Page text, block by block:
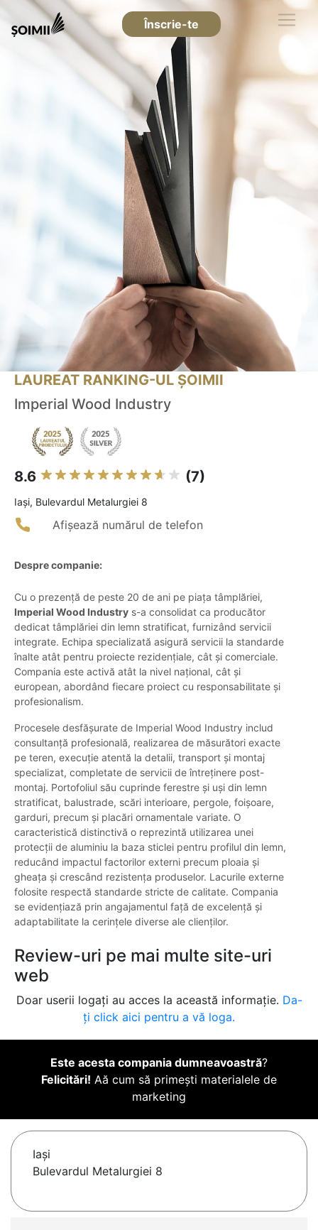
Înscrie-te
LAUREAT RANKING-UL ȘOIMII
Imperial Wood Industry
8.6 (7)
Iaşi, Bulevardul Metalurgiei 8
Afișează numărul de telefon
Despre companie:
Cu o prezență de peste 20 de ani pe piața tâmplăriei,
Imperial Wood Industry s-a consolidat ca producător
dedicat tâmplăriei din lemn stratificat, furnizând servicii
integrate. Echipa specializată asigură servicii la standarde
înalte atât pentru proiecte rezidențiale, cât și comerciale.
Compania este activă atât la nivel național, cât și
european, abordând fiecare proiect cu responsabilitate și
profesionalism.
Procesele desfășurate de Imperial Wood Industry includ
consultanță profesională, realizarea de măsurători exacte
pe teren, execuție atentă la detalii, transport și montaj
specializat, completate de servicii de întreținere post-
montaj. Portofoliul său cuprinde ferestre și uși din lemn
stratificat, balustrade, scări interioare, pergole, foișoare,
garduri, precum și placări ornamentale variate. O
caracteristică distinctivă o reprezintă utilizarea unei
protecții de aluminiu la baza sticlei pentru profilul din lemn,
reducând impactul factorilor externi precum ploaia și
gheața și crescând rezistența produselor. Lacurile externe
folosite respectă standarde stricte de calitate. Compania
se evidențiază prin angajamentul față de excelență și
adaptabilitate la cerințele diverse ale clienților.
Review-uri pe mai multe site-uri
web
Doar userii logați au acces la această informație. Da-
ți click aici pentru a vă loga.
Este acesta compania dumneavoastră?
Felicitări! Aă cum să primești materialele de
marketing
Iaşi
Bulevardul Metalurgiei 8